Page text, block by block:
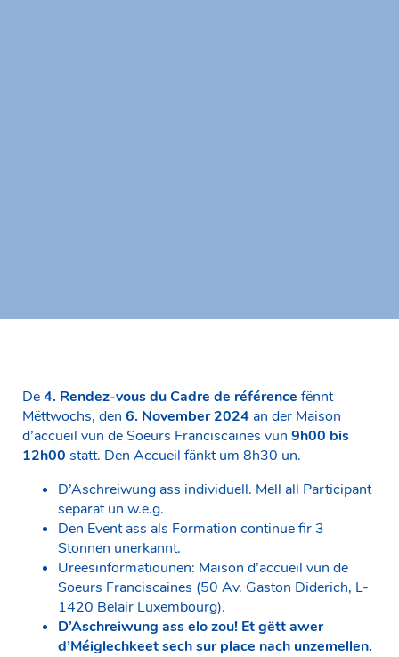
De4. Rendez-vous du Cadre de référence fënnt
Mëttwochs, den 6. November 2024 an der Maison
d’accueil vun de Soeurs Franciscaines vun 9h00 bis
12h00 statt. Den Accueil fänkt um 8h30 un.
D’Aschreiwung ass individuell. Mell all Participant
separat un w.e.g.
Den Event ass als Formation continue fir 3
Stonnen unerkannt.
Ureesinformatiounen: Maison d’accueil vun de
Soeurs Franciscaines (50 Av. Gaston Diderich, L-
1420 Belair Luxembourg).
D’Aschreiwung ass elo zou! Et gëtt awer
d’Méiglechkeet sech sur place nach unzemellen.